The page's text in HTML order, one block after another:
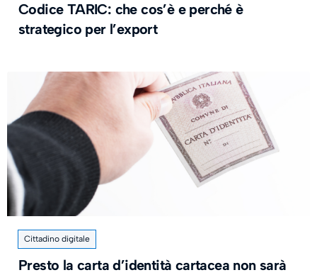
Codice TARIC: che cos’è e perché è
strategico per l’export
Cittadino digitale
Presto la carta d’identità cartacea non sarà